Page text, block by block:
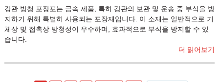
강관 방청 포장포는 금속 제품, 특히 강관의 보관 및 운송 중 부식을 방
지하기 위해 특별히 사용되는 포장재입니다. 이 소재는 일반적으로 기
체상 및 접촉상 방청성이 우수하며, 효과적으로 부식을 방지할 수 있
습니다.
더 읽어보기